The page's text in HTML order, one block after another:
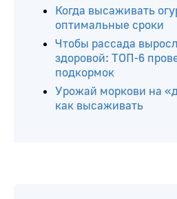
Когда высаживать
оптимальные сроки
Чтобы рассада
здоровой: ТОП-6
подкормок
Урожай моркови на
как высаживать